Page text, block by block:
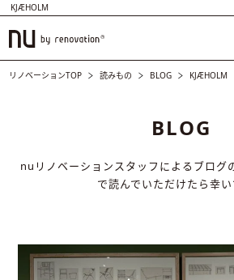
KJÆHOLM
リノベーションTOP 読みもの BLOG KJÆHOLM
BLOG
nuリノベーションスタッフによるブログ
で読んでいただけたら幸い